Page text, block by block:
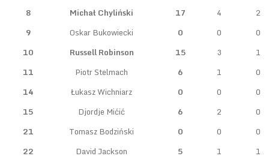
8
Michał Chyliński 17 4
2
9
Oskar Bukowiecki 0 0
0
10
Russell Robinson 15 3
1
11
Piotr Stelmach 6 1
0
14
Łukasz Wichniarz 0 0
0
15
Djordje Mićić 6 2
0
21
Tomasz Bodziński 0 0
0
22
David Jackson 5 1
1